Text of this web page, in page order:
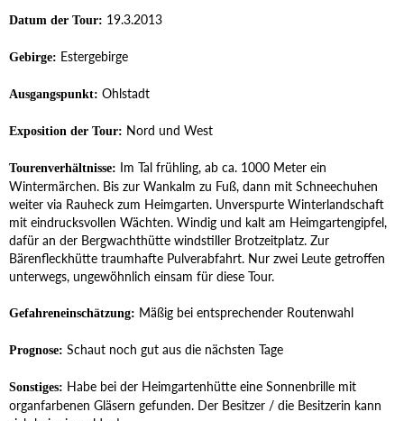
Datum der Tour: 19.3.2013
Gebirge: Estergebirge
Ausgangspunkt: Ohlstadt
Exposition der Tour: Nord und West
Tourenverhältnisse: Im Tal frühling, ab ca. 1000 Meter ein
Wintermärchen. Bis zur Wankalm zu Fuß, dann mit Schneechuhen
weiter via Rauheck zum Heimgarten. Unverspurte Winterlandschaft
mit eindrucksvollen Wächten. Windig und kalt am Heimgartengipfel,
dafür an der Bergwachthütte windstiller Brotzeitplatz. Zur
Bärenfleckhütte traumhafte Pulverabfahrt. Nur zwei Leute getroffen
unterwegs, ungewöhnlich einsam für diese Tour.
Gefahreneinschätzung: Mäßig bei entsprechender Routenwahl
Prognose: Schaut noch gut aus die nächsten Tage
Sonstiges: Habe bei der Heimgartenhütte eine Sonnenbrille mit
organfarbenen Gläsern gefunden. Der Besitzer / die Besitzerin kann